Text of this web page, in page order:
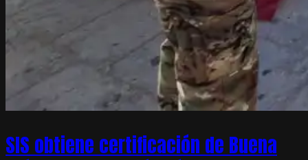
SIS obtiene certificación de Buena